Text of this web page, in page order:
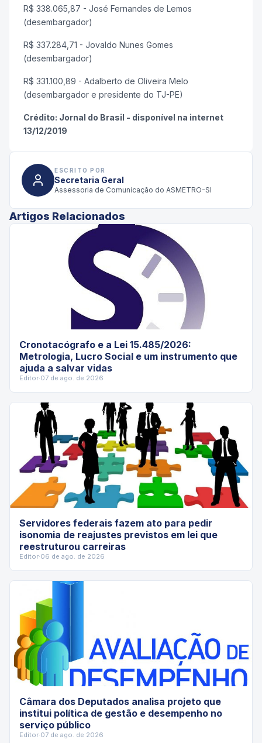
R$ 338.065,87 - José Fernandes de Lemos
(desembargador)
R$ 337.284,71 - Jovaldo Nunes Gomes
(desembargador)
R$ 331.100,89 - Adalberto de Oliveira Melo
(desembargador e presidente do TJ-PE)
Crédito: Jornal do Brasil - disponível na internet
13/12/2019
ESCRITO POR
Secretaria Geral
Assessoria de Comunicação do ASMETRO-SI
Artigos Relacionados
Cronotacógrafo e a Lei 15.485/2026:
Metrologia, Lucro Social e um instrumento que
ajuda a salvar vidas
Editor·07 de ago. de 2026
Servidores federais fazem ato para pedir
isonomia de reajustes previstos em lei que
reestruturou carreiras
Editor·06 de ago. de 2026
Câmara dos Deputados analisa projeto que
institui política de gestão e desempenho no
serviço público
Editor·07 de ago. de 2026